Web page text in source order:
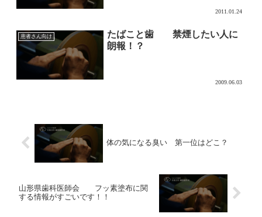
2011.01.24
患者さん向け
たばこと歯 禁煙したい人に
朗報！？
2009.06.03
体の気になる臭い 第一位はどこ？
山形県歯科医師会 フッ素塗布に関
する情報がすごいです！！